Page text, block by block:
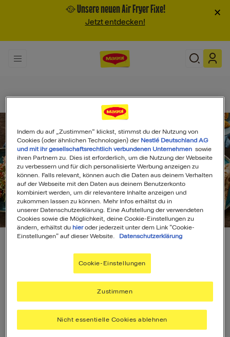
🥘 Unsere neuen Air Fryer Fixe!
Jetzt entdecken!
×
Search
Hauptspeise Fleisch Low Carb
Indem du auf „Zustimmen“ klickst, stimmst du der Nutzung von
Cookies (oder ähnlichen Technologien) der Nestlé Deutschland AG
und mit ihr gesellschaftsrechtlich verbundenen Unternehmen sowie
ihren Partnern zu. Dies ist erforderlich, um die Nutzung der Webseite
zu verbessern und für dich personalisierte Werbung anzeigen zu
können. Falls relevant, können auch die Daten aus deinem Verhalten
auf der Webseite mit den Daten aus deinem Benutzerkonto
kombiniert werden, um dir relevantere Inhalte anzeigen und
zukommen lassen zu können. Mehr Infos erhältst du in
unserer Datenschutzerklärung. Eine Aufstellung der verwendeten
Cookies sowie die Möglichkeit, deine Cookie-Einstellungen zu
ändern, erhältst duhieroder jederzeit unter dem Link "Cookie-
Einstellungen" auf dieser Website.
Datenschutzerklärung
Cookie-Einstellungen
Nicht essentielle Cookies ablehnen
Zustimmen